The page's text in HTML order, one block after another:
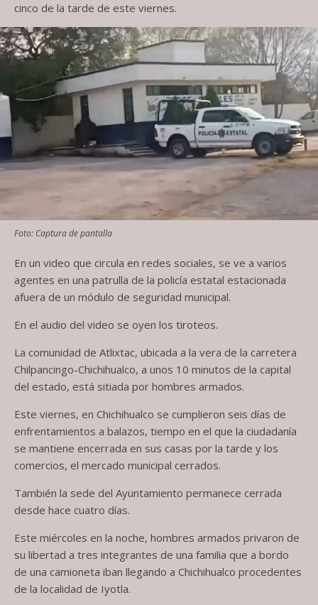
cinco de la tarde de este viernes.
Foto: Captura de pantalla
En un video que circula en redes sociales, se ve a varios
agentes en una patrulla de la policía estatal estacionada
afuera de un módulo de seguridad municipal.
En el audio del video se oyen los tiroteos.
La comunidad de Atlixtac, ubicada a la vera de la carretera
Chilpancingo-Chichihualco, a unos 10 minutos de la capital
del estado, está sitiada por hombres armados.
Este viernes, en Chichihualco se cumplieron seis días de
enfrentamientos a balazos, tiempo en el que la ciudadanía
se mantiene encerrada en sus casas por la tarde y los
comercios, el mercado municipal cerrados.
También la sede del Ayuntamiento permanece cerrada
desde hace cuatro días.
Este miércoles en la noche, hombres armados privaron de
su libertad a tres integrantes de una familia que a bordo
de una camioneta iban llegando a Chichihualco procedentes
de la localidad de Iyotla.